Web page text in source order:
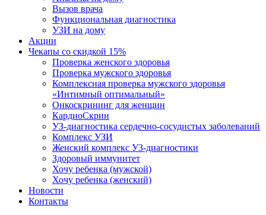
Вызов врача
Функциональная диагностика
УЗИ на дому
Акции
Чекапы со скидкой 15%
Проверка женского здоровья
Проверка мужского здоровья
Комплексная проверка мужского здоровья
«Интимный оптимальный»
Онкоcкрининг для женщин
КардиоСкрин
УЗ-диагностика сердечно-сосудистых заболеваний
Комплекс УЗИ
Женский комплекс УЗ-диагностики
Здоровый иммунитет
Хочу ребенка (мужской)
Хочу ребенка (женский)
Новости
Контакты